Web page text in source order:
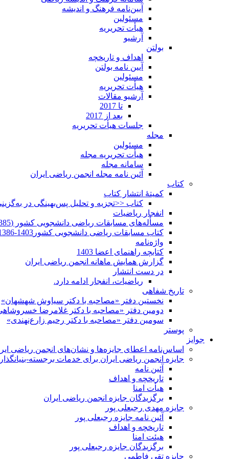
آیین‌نامه فرهنگ و اندیشه
مسئولین
هیأت تحریریه
آرشیو
بولتن
اهداف و تاریخچه
آیین نامه بولتن
مسئولین
هیأت تحریریه
آرشیو مقالات
تا 2017
بعد از 2017
جلسات هیأت تحریریه
مجله
مسئولین
هیأت تحریریه مجله
سامانه مجله
آئین نامه مجله انجمن ریاضی ایران
کتاب
کمیتۀ انتشار کتاب
کتاب <<تجزیه و تحلیل پس‌بهینگی در
انفجار ریاضیات
مسأله‌های مسابقات ریاضی دانشجویی کشور (1385-1352)
کتاب مسابقات ریاضی دانشجویی کشور1403-1386
واژه‌نامه
کتابچه راهنمای اعضا 1403
گزارش همایش ماهانه انجمن ریاضی ایران
در دست انتشار
ریاضیات، انفجار ادامه دارد.
تاریخ شفاهی
نخستین دفتر «مصاحبه با دکتر سیاوش شهشهان»
دومین دفتر «مصاحبه با دکتر غلامرضا
سومین دفتر «مصاحبه با دکتر رحیم زارع‌نهندی»
پوستر
جوایز
اساس‌نامه اعطای جایزه‌ها و نشان‌های انجمن ریاضی
جایزه انجمن ریاضی ایران برای خدمات برجسته-
آئین نامه
تاریخچه و اهداف
هیأت امنا
برگزیدگان جایزه انجمن ریاضی ایران
جایزه مهدی رجبعلی پور
آئین نامه جایزه رجبعلی پور
تاریخچه و اهداف
هیئت امنا
برگزیدگان جایزه رجبعلی پور
جایزه تقی فاطمی